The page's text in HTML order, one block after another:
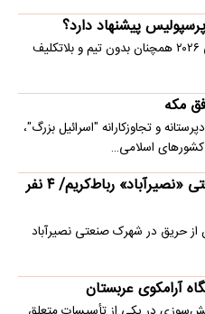
پیشنهاد دارد؟
یکی از بهترین‌های ایران در جام جهانی ۲۰۲۶ همچنان بدون تیم و بلاتکلیف
مکه
و تجاوزکارانه "اسرائیل بزرگ"،
اسلامی…
آتش‌سوزی در یک واحد صنعتی «نصیرآباد» رباط‌کریم/ ۴ نفر
از حریق در شهرک صنعتی نصیرآباد
آرامکوی عربستان